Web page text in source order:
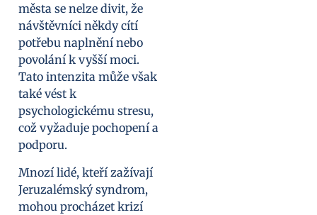
města se nelze divit, že
návštěvníci někdy cítí
potřebu naplnění nebo
povolání k vyšší moci.
Tato intenzita může však
také vést k
psychologickému stresu,
což vyžaduje pochopení a
podporu.
Mnozí lidé, kteří zažívají
Jeruzalémský syndrom,
mohou procházet krizí